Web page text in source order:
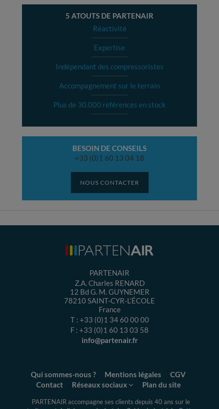
5 ATOUTS DE PARTENAIR
Réactivité
Expertise
Indépendant des compressoristes
Accompagnement sur le terrain
Plus de 30.000 références en stock
BESOIN DE CONSEILS
+33 (0)1 60 13 04 18
NOUS CONTACTER
PARTENAIR
Z.A. Charles RENARD
12 Bd G. M. GUYNEMER
78210SAINT-CYR-L’ÉCOLE
France
T : +33 (0)1 34 60 00 00
F : +33 (0)1 60 13 03 58
info@partenair.fr
Qui sommes-nous ? Mentions légales
CGV
Contact
Réseaux sociaux Plan du site
PARTENAIR accompagne ses clients depuis 40 ans sur le